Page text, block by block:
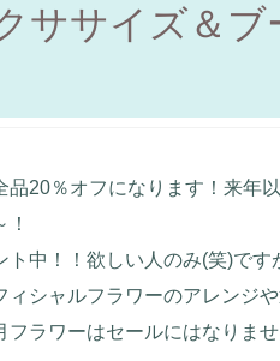
ササイズ＆ブ
20％オフになります！来年
中！！欲しい人のみ(笑)です
シャルフラワーのアレンジ
ラワーはセールにはなりませ